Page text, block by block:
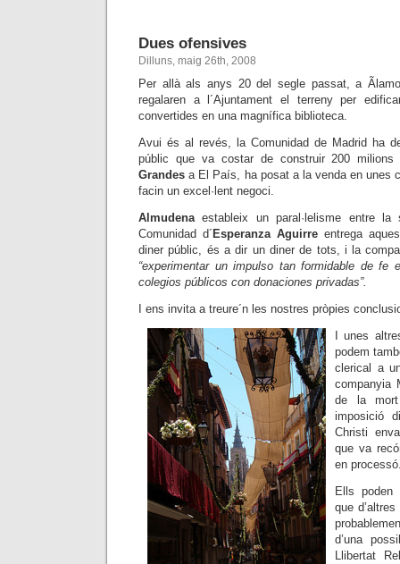
Dues ofensives
Dilluns, maig 26th, 2008
Per allà als anys 20 del segle passat, a
regalaren a l´Ajuntament el terreny per
convertides en una magnífica biblioteca.
Avui és al revés, la Comunidad de Madrid ha
públic que va costar de construir 200
Grandes a El País, ha posat a la venda en unes
facin un excel·lent negoci.
Almudenaestableix un paral·lelisme entre la
Comunidad d´ Esperanza Aguirreentrega
diner públic, és a dir un diner de tots, i la
“experimentar un impulso tan formidable de fe
colegios públicos con donaciones privadas”.
I ens invita a treure´n les nostres pròpies
I unes
podem
clerical a
companyia
de la
imposició
Christi
que va
en
Ells poden
que
d’una
Llibertat